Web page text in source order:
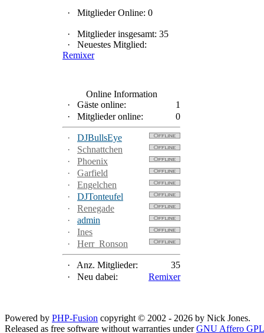
· Mitglieder Online: 0
·
Mitglieder insgesamt: 35
·
Neuestes Mitglied:
Remixer
Online Information
·
Gäste online:
1
·
Mitglieder online: 0
·
DJBullsEye
·
Schnattchen
·
Phoenix
·
Garfield
·
Engelchen
·
DJTonteufel
·
Renegade
·
admin
·
Ines
·
Herr_Ronson
· Anz. Mitglieder:
35
·
Neu dabei: Remixer
Powered by PHP-Fusion copyright © 2002 - 2026 by Nick Jones.
Released as free software without warranties underGNU Affero GPL